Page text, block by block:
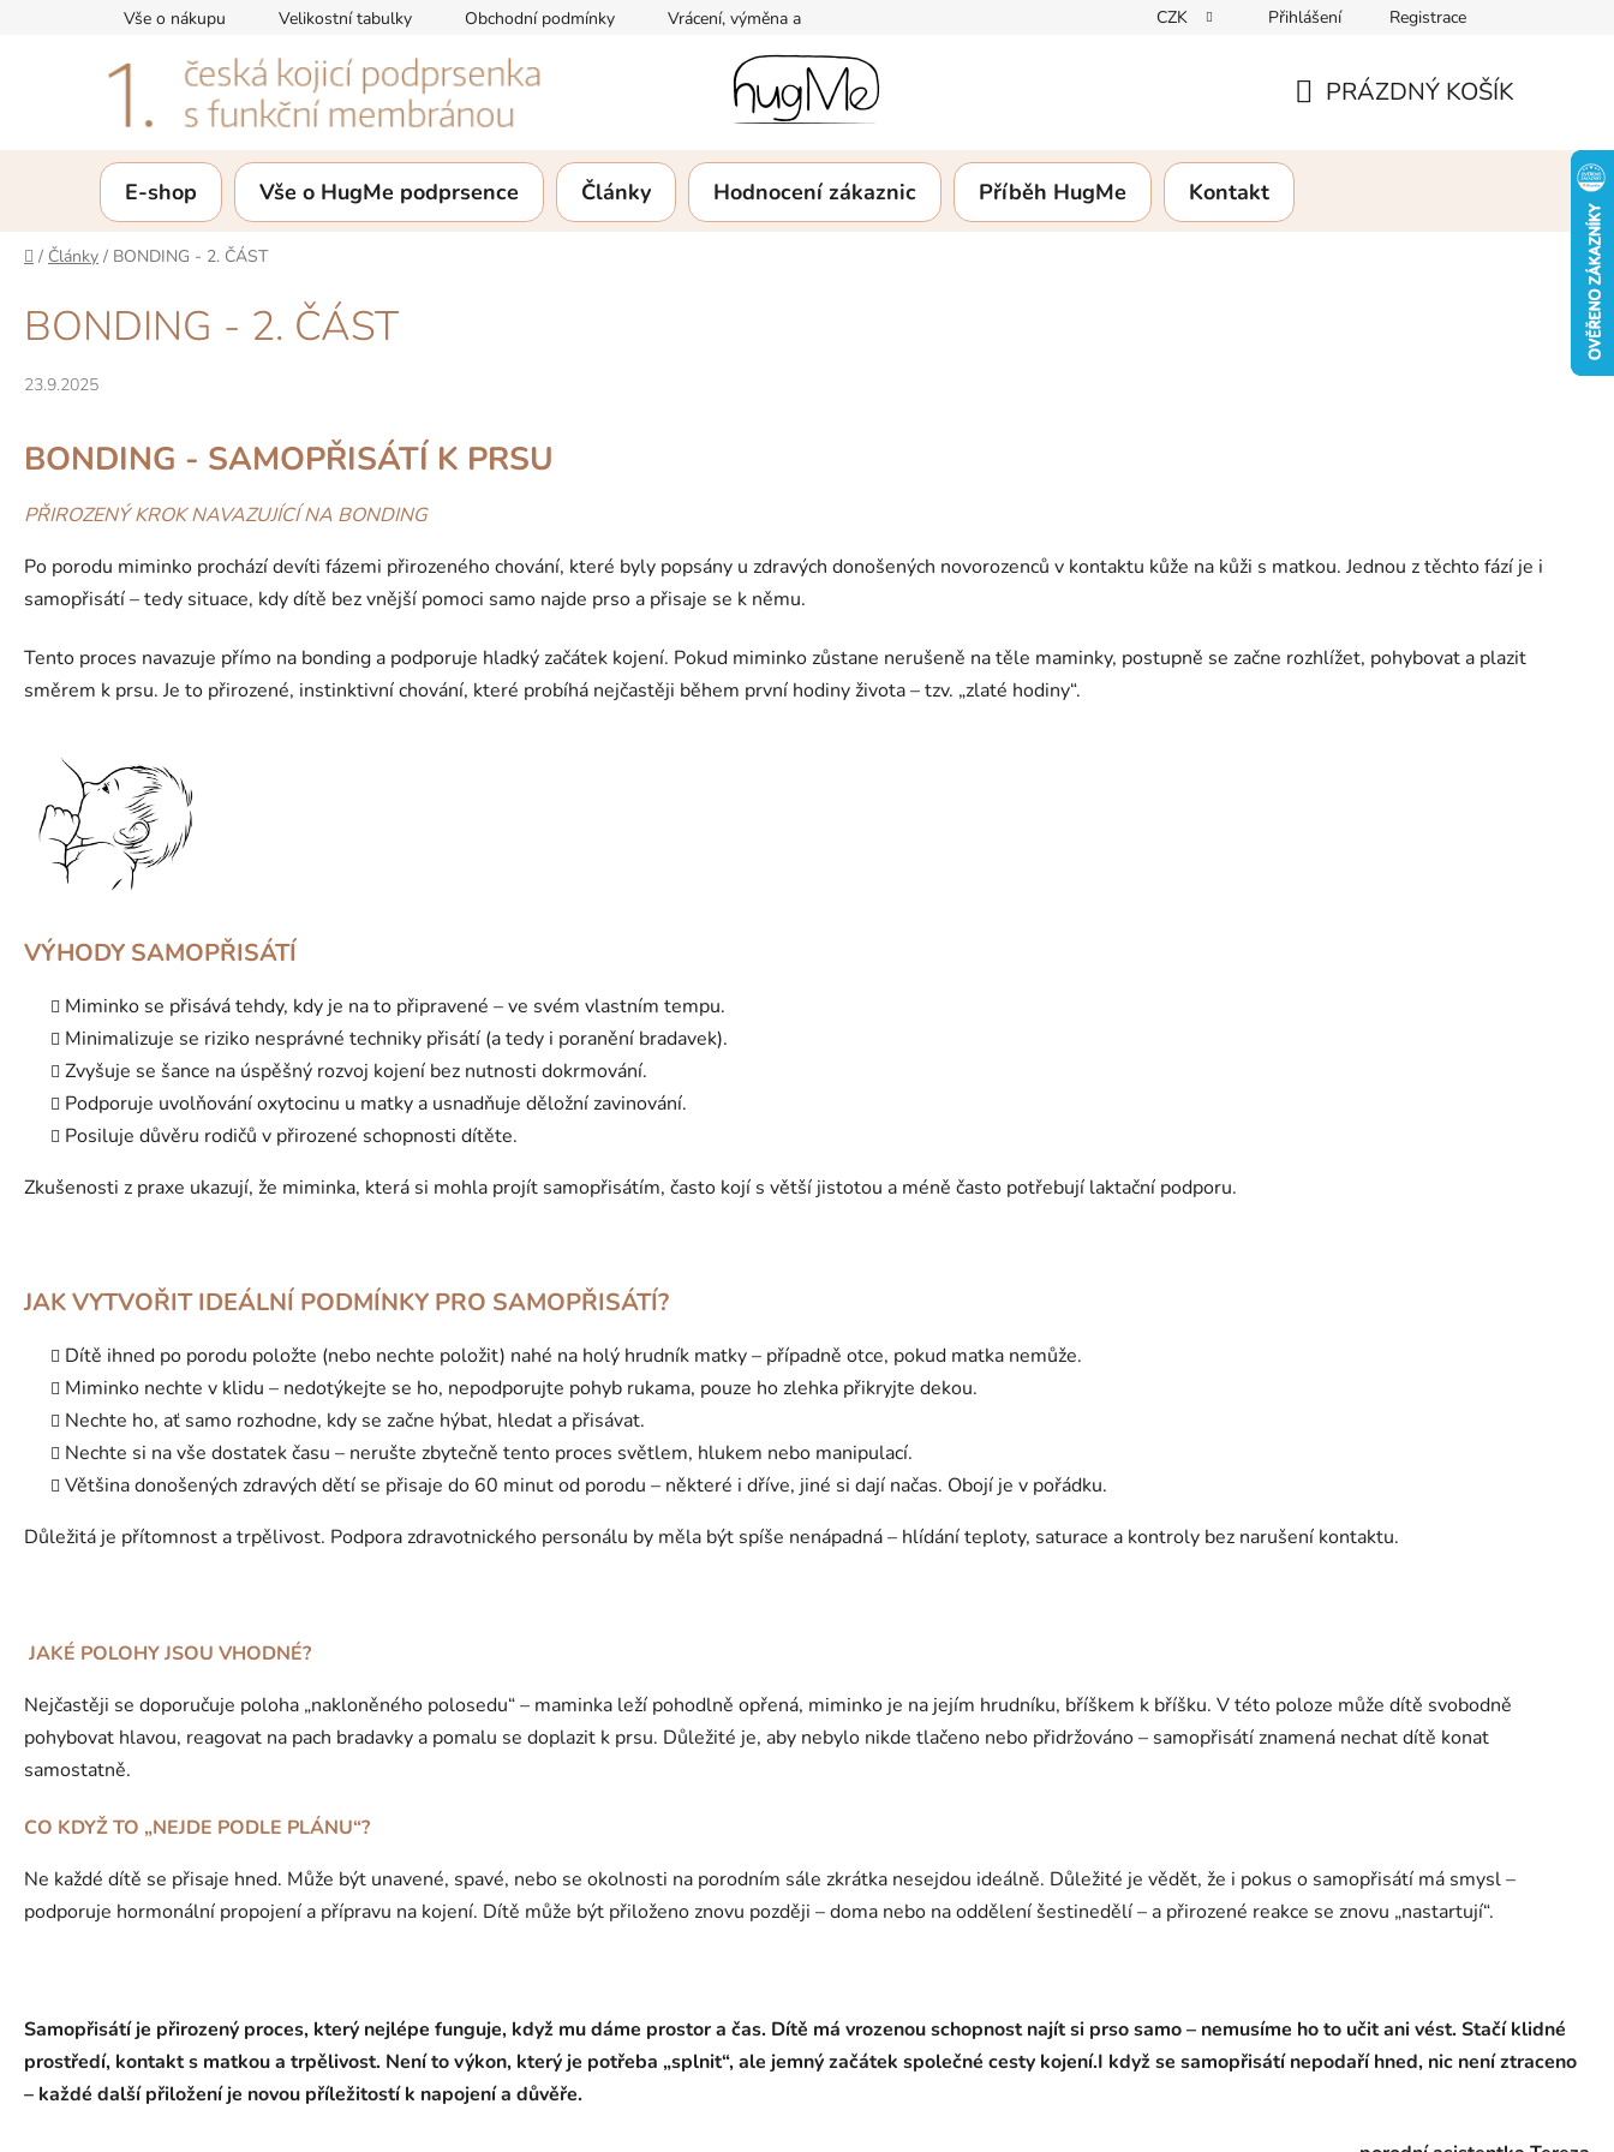
Vše o nákupu Velikostní tabulky Obchodní podmínky Vrácení, výměna a reklamace zboží Podmínky ochrany osobních údajů Formulář pro vrácení zboží
CZK Přihlášení Registrace
KOŠÍK
PRÁZDNÝ KOŠÍK
E-shop Vše o HugMe podprsence Články Hodnocení zákaznic Příběh HugMe Kontakt
Domů
/ Články / BONDING - 2. ČÁST
BONDING - 2. ČÁST
23.9.2025
BONDING - SAMOPŘISÁTÍ K PRSU
PŘIROZENÝ KROK NAVAZUJÍCÍ NA BONDING
Po porodu miminko prochází devíti fázemi přirozeného chování, které byly popsány u zdravých donošených novorozenců v kontaktu kůže na kůži s matkou. Jednou z těchto fází je i
samopřisátí – tedy situace, kdy dítě bez vnější pomoci samo najde prso a přisaje se k němu.
Tento proces navazuje přímo na bonding a podporuje hladký začátek kojení. Pokud miminko zůstane nerušeně na těle maminky, postupně se začne rozhlížet, pohybovat a plazit
směrem k prsu. Je to přirozené, instinktivní chování, které probíhá nejčastěji během první hodiny života – tzv. „zlaté hodiny“.
VÝHODY SAMOPŘISÁTÍ
Miminko se přisává tehdy, kdy je na to připravené – ve svém vlastním tempu.
Minimalizuje se riziko nesprávné techniky přisátí (a tedy i poranění bradavek).
Zvyšuje se šance na úspěšný rozvoj kojení bez nutnosti dokrmování.
Podporuje uvolňování oxytocinu u matky a usnadňuje děložní zavinování.
Posiluje důvěru rodičů v přirozené schopnosti dítěte.
Zkušenosti z praxe ukazují, že miminka, která si mohla projít samopřisátím, často kojí s větší jistotou a méně často potřebují laktační podporu.
JAK VYTVOŘIT IDEÁLNÍ PODMÍNKY PRO SAMOPŘISÁTÍ?
Dítě ihned po porodu položte (nebo nechte položit) nahé na holý hrudník matky – případně otce, pokud matka nemůže.
Miminko nechte v klidu – nedotýkejte se ho, nepodporujte pohyb rukama, pouze ho zlehka přikryjte dekou.
Nechte ho, ať samo rozhodne, kdy se začne hýbat, hledat a přisávat.
Nechte si na vše dostatek času – nerušte zbytečně tento proces světlem, hlukem nebo manipulací.
Většina donošených zdravých dětí se přisaje do 60 minut od porodu – některé i dříve, jiné si dají načas. Obojí je v pořádku.
Důležitá je přítomnost a trpělivost. Podpora zdravotnického personálu by měla být spíše nenápadná – hlídání teploty, saturace a kontroly bez narušení kontaktu.
JAKÉ POLOHY JSOU VHODNÉ?
Nejčastěji se doporučuje poloha „nakloněného polosedu“ – maminka leží pohodlně opřená, miminko je na jejím hrudníku, bříškem k bříšku. V této poloze může dítě svobodně
pohybovat hlavou, reagovat na pach bradavky a pomalu se doplazit k prsu. Důležité je, aby nebylo nikde tlačeno nebo přidržováno – samopřisátí znamená nechat dítě konat
samostatně.
CO KDYŽ TO „NEJDE PODLE PLÁNU“?
Ne každé dítě se přisaje hned. Může být unavené, spavé, nebo se okolnosti na porodním sále zkrátka nesejdou ideálně. Důležité je vědět, že i pokus o samopřisátí má smysl –
podporuje hormonální propojení a přípravu na kojení. Dítě může být přiloženo znovu později – doma nebo na oddělení šestinedělí – a přirozené reakce se znovu „nastartují“.
Samopřisátí je přirozený proces, který nejlépe funguje, když mu dáme prostor a čas. Dítě má vrozenou schopnost najít si prso samo – nemusíme ho to učit ani vést. Stačí klidné
prostředí, kontakt s matkou a trpělivost. Není to výkon, který je potřeba „splnit“, ale jemný začátek společné cesty kojení.I když se samopřisátí nepodaří hned, nic není ztraceno
– každé další přiložení je novou příležitostí k napojení a důvěře.